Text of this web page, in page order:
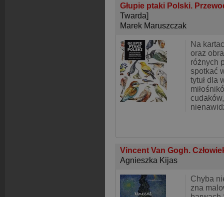
Głupie ptaki Polski.
Twarda]
Marek Maruszczak
Na
oraz
różnych
spotkać
tytuł dla
Vincent Van Gogh.
Agnieszka Kijas
Chyba
zna